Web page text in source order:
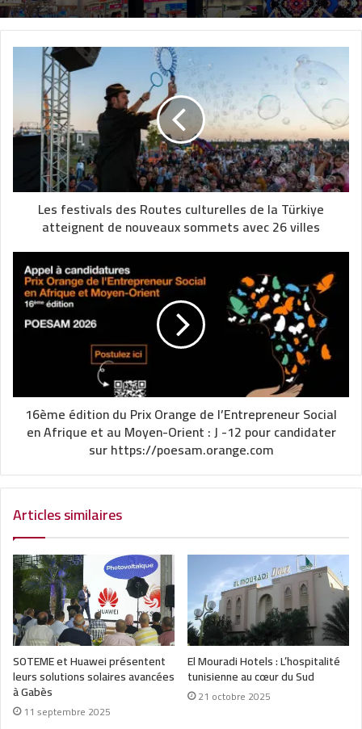
Les festivals des Routes culturelles de la Türkiye
atteignent de nouveaux sommets avec 26 villes
16ème édition du Prix Orange de l’Entrepreneur Social
en Afrique et au Moyen-Orient : J -12 pour candidater
sur https://poesam.orange.com
Articles similaires
SOTEME et Huawei présentent
leurs solutions solaires avancées
à Gabès
11 septembre 2025
El Mouradi Hotels : L’hospitalité
tunisienne au cœur du Sud
21 octobre 2025